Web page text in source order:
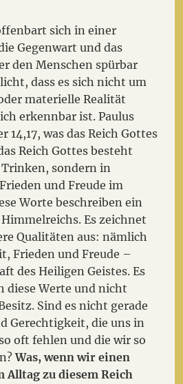
sich in einer
Gegenwart und das
den Menschen spürbar
dass es sich nicht um
materielle Realität
erkennbar ist. Paulus
14,17, was das Reich Gottes
Reich Gottes besteht
sondern in
und Freude im
Worte beschreiben ein
Es zeichnet
Qualitäten aus: nämlich
Frieden und Freude –
des Heiligen Geistes. Es
diese Werte und nicht
Sind es nicht gerade
Gerechtigkeit, die uns in
oft fehlen und die wir so
Was, wenn wir einen
Alltag zu diesem Reich